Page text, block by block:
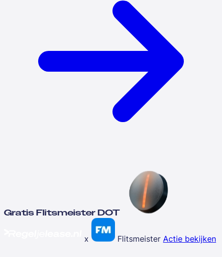
Gratis Flitsmeister DOT
x Flitsmeister Actie bekijken